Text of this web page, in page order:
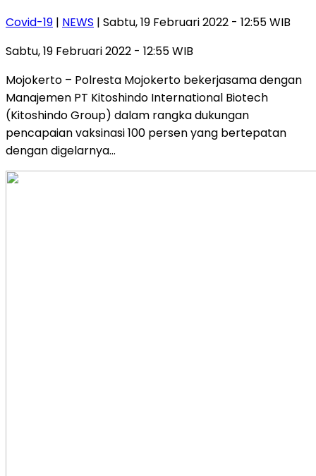
Covid-19 | NEWS | Sabtu, 19 Februari 2022 - 12:55 WIB
Sabtu, 19 Februari 2022 - 12:55 WIB
Mojokerto – Polresta Mojokerto bekerjasama dengan
Manajemen PT Kitoshindo International Biotech
(Kitoshindo Group) dalam rangka dukungan
pencapaian vaksinasi 100 persen yang bertepatan
dengan digelarnya…